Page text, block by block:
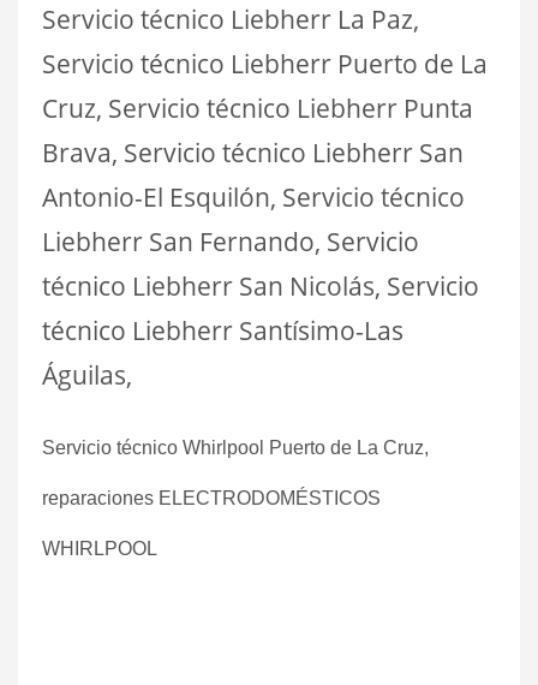
Servicio técnico Liebherr La Paz,
Servicio técnico Liebherr Puerto de La
Cruz, Servicio técnico Liebherr Punta
Brava, Servicio técnico Liebherr San
Antonio-El Esquilón, Servicio técnico
Liebherr San Fernando, Servicio
técnico Liebherr San Nicolás, Servicio
técnico Liebherr Santísimo-Las
Águilas,
Servicio técnico Whirlpool Puerto de La Cruz,
reparaciones ELECTRODOMÉSTICOS
WHIRLPOOL